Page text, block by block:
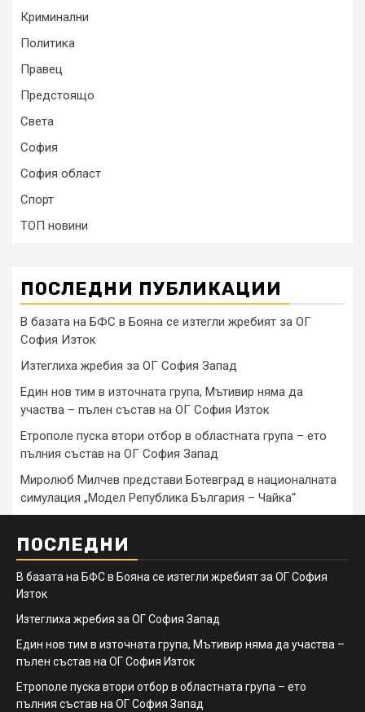
Криминални
Политика
Правец
Предстоящо
Света
София
София област
Спорт
ТОП новини
ПОСЛЕДНИ ПУБЛИКАЦИИ
В базата на БФС в Бояна се изтегли жребият за ОГ
София Изток
Изтеглиха жребия за ОГ София Запад
Един нов тим в източната група, Мътивир няма да
участва – пълен състав на ОГ София Изток
Етрополе пуска втори отбор в областната група – ето
пълния състав на ОГ София Запад
Миролюб Милчев представи Ботевград в националната
симулация „Модел Република България – Чайка“
ПОСЛЕДНИ
В базата на БФС в Бояна се изтегли жребият за ОГ София
Изток
Изтеглиха жребия за ОГ София Запад
Един нов тим в източната група, Мътивир няма да участва –
пълен състав на ОГ София Изток
Етрополе пуска втори отбор в областната група – ето
пълния състав на ОГ София Запад